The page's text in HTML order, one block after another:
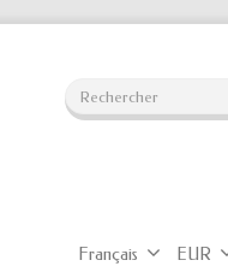
EUR
Français